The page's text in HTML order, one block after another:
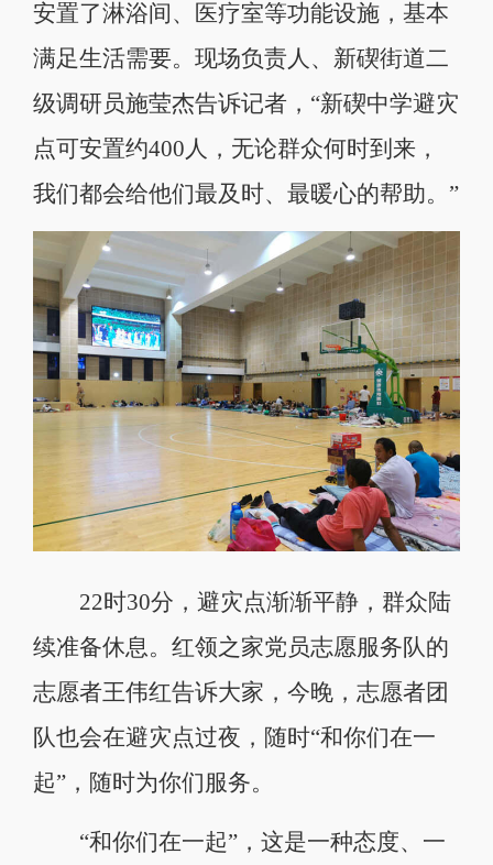
安置了淋浴间、医疗室等功能设施，基本
满足生活需要。现场负责人、新碶街道二
级调研员施莹杰告诉记者，“新碶中学避灾
点可安置约400人，无论群众何时到来，
我们都会给他们最及时、最暖心的帮助。”
22时30分，避灾点渐渐平静，群众陆
续准备休息。红领之家党员志愿服务队的
志愿者王伟红告诉大家，今晚，志愿者团
队也会在避灾点过夜，随时“和你们在一
起”，随时为你们服务。
“和你们在一起”，这是一种态度、一